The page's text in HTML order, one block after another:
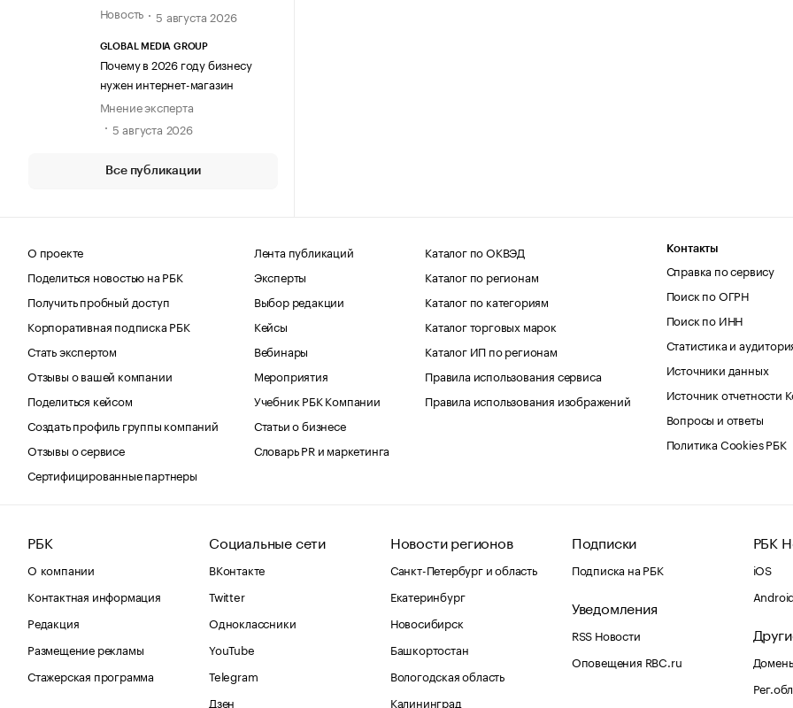
Новость
5 августа 2026
GLOBAL MEDIA GROUP
Почему в 2026 году бизнесу
нужен интернет-магазин
Мнение эксперта
5 августа 2026
Все публикации
О проекте
Поделиться новостью на РБК
Получить пробный доступ
Корпоративная подписка РБК
Стать экспертом
Отзывы о вашей компании
Поделиться кейсом
Создать профиль группы компаний
Отзывы о сервисе
Сертифицированные партнеры
Лента публикаций
Эксперты
Выбор редакции
Кейсы
Вебинары
Мероприятия
Учебник РБК Компании
Статьи о бизнесе
Словарь PR и маркетинга
Каталог по ОКВЭД
Каталог по регионам
Каталог по категориям
Каталог торговых марок
Каталог ИП по регионам
Правила использования сервиса
Правила использования изображений
Контакты
Справка по сервису
Поиск по ОГРН
Поиск по ИНН
Статистика и
Источники данных
Источник отчетности
Вопросы и ответы
Политика Cookies РБК
РБК
О компании
Контактная информация
Редакция
Размещение рекламы
Стажерская программа
Социальные сети
ВКонтакте
Twitter
Одноклассники
YouTube
Telegram
Дзен
Новости регионов
Санкт-Петербург и область
Екатеринбург
Новосибирск
Башкортостан
Вологодская область
Калининград
Подписки
Подписка на РБК
Уведомления
RSS Новости
Оповещения RBC.ru
РБК
iOS